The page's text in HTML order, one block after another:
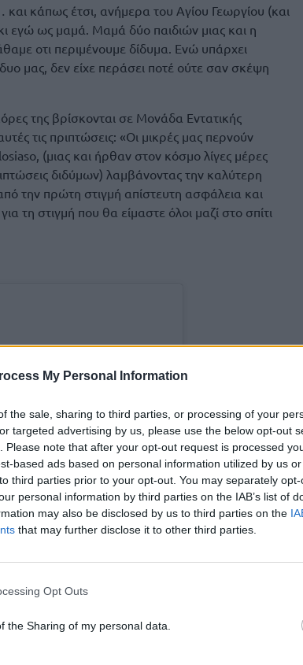
My Personal Information
the sale, sharing to third parties, or processing of your
targeted advertising by us, please use the below opt-out
Please note that after your opt-out request is processed
based ads based on personal information utilized by us
third parties prior to your opt-out. You may separately
personal information by third parties on the IAB’s list of
may also be disclosed by us to third parties on the
that may further disclose it to other third parties.
Opt Outs
the Sharing of my personal data.
κάπως έτσι, ανήμερα του Αγίου Γεωργίου (και
εγώ ως μαμά. Μαμά δύο παιδιών μιας και η
οτι περιμένουμε δίδυμα. Ενώ υπάρχει
μας, δεν είχε περάσει ποτέ ούτε σαν σκέψη
της βρίσκονται σε Μονάδα Εντατικής
τις πριπτώσεις: «Οι μικρές μας περνούν
(μιας και ήρθαν στον κόσμο λίγες μέρες
διδύμων) λαμβάνοντας την καλύτερη
την πρώτη στιγμή απίστευτη ασφάλεια και
τη στιγμή που θα είμαστε όλοι μαζί στο σπίτι